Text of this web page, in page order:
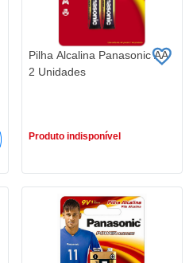
Pilha Alcalina Panasonic AA
2 Unidades
Produto indisponível